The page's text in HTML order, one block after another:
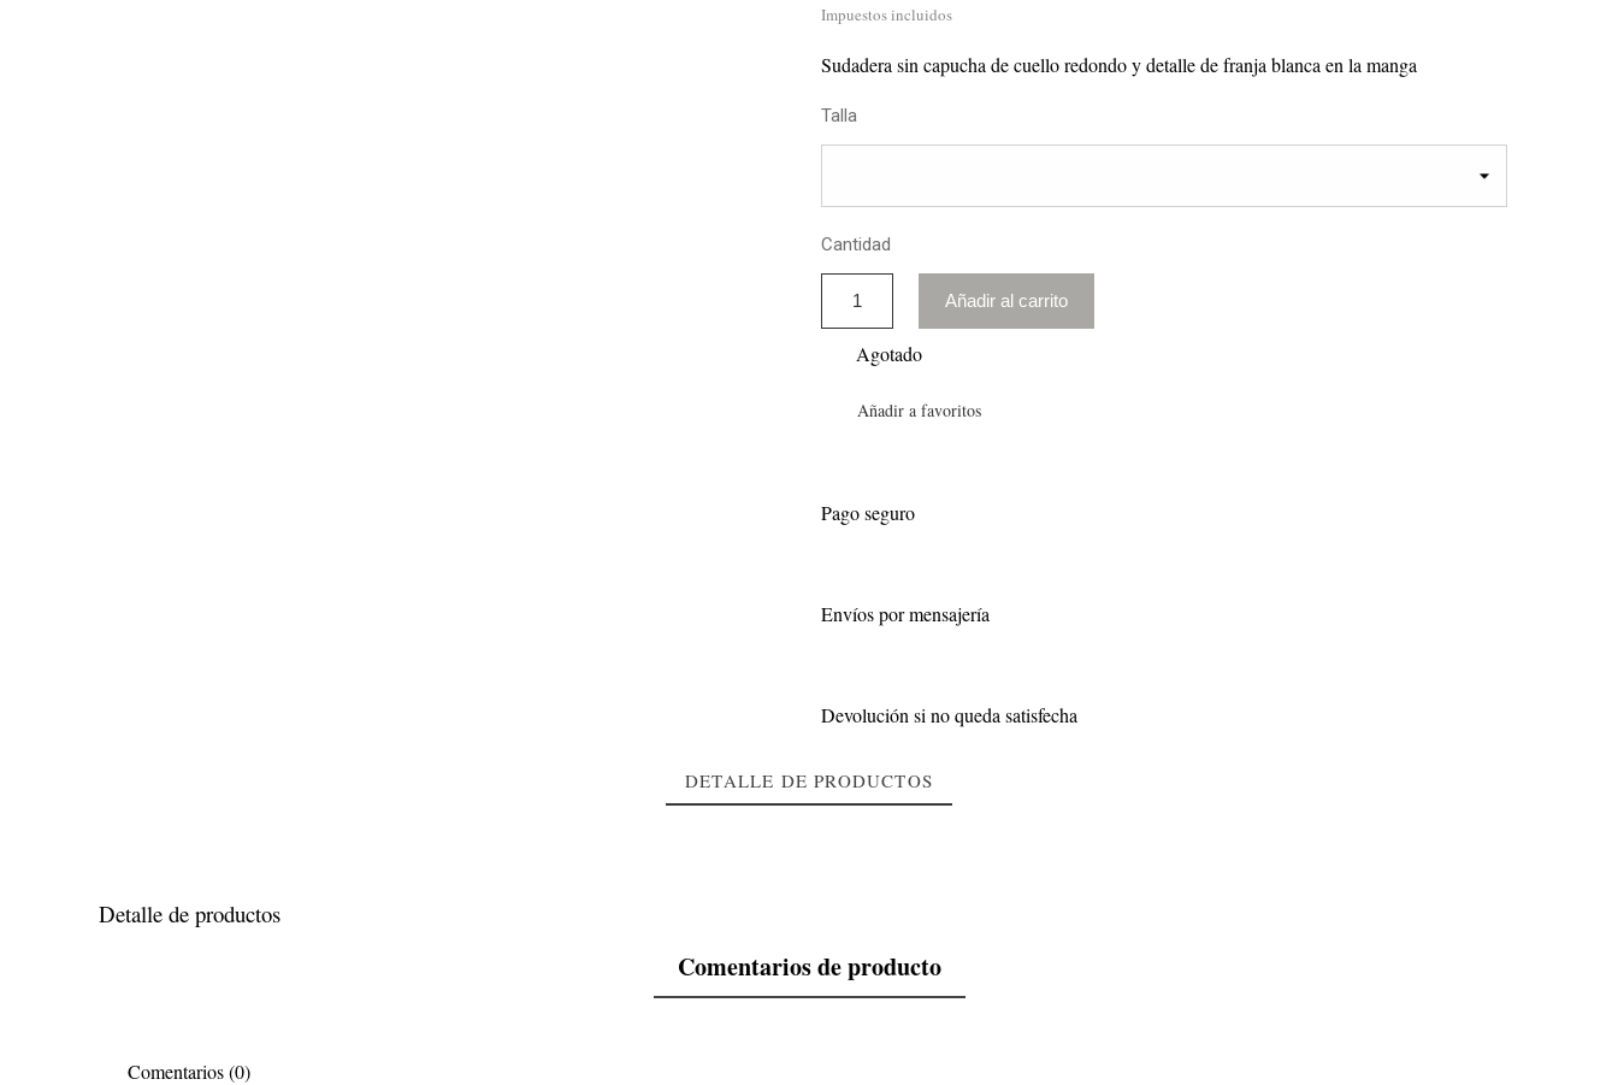
Impuestos incluidos
Sudadera sin capucha de cuello redondo y detalle de franja blanca en la manga
Talla
Cantidad
Añadir al carrito
Agotado
Añadir a favoritos
Pago seguro
Envíos por mensajería
Devolución si no queda satisfecha
DETALLE DE PRODUCTOS
Detalle de productos
Comentarios de producto
Comentarios (0)